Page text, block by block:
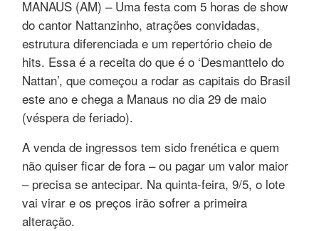
MANAUS (AM) – Uma festa com 5 horas de show
do cantor Nattanzinho, atrações convidadas,
estrutura diferenciada e um repertório cheio de
hits. Essa é a receita do que é o ‘Desmanttelo do
Nattan’, que começou a rodar as capitais do Brasil
este ano e chega a Manaus no dia 29 de maio
(véspera de feriado).
A venda de ingressos tem sido frenética e quem
não quiser ficar de fora – ou pagar um valor maior
– precisa se antecipar. Na quinta-feira, 9/5, o lote
vai virar e os preços irão sofrer a primeira
alteração.